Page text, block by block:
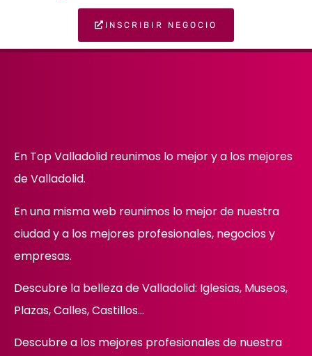
INSCRIBIR NEGOCIO
En Top Valladolid reunimos lo mejor y a los mejores
de Valladolid.
En una misma web reunimos lo mejor de nuestra
ciudad y a los mejores profesionales, negocios y
empresas.
Descubre la belleza de Valladolid: Iglesias, Museos,
Plazas, Calles, Castillos…
Descubrea los mejores profesionales de nuestra